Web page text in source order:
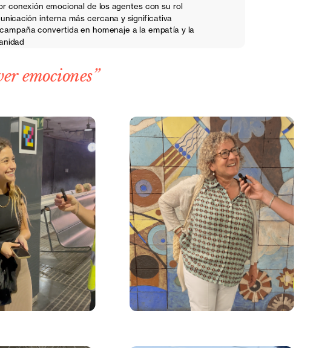
conexión emocional de los agentes con su rol
interna más cercana y significativa
convertida en homenaje a la empatía y la
emociones”